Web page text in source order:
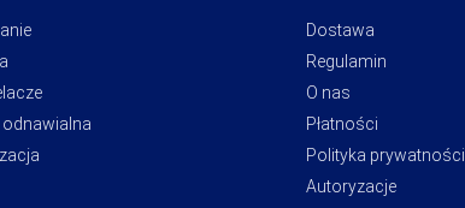
odnawialna
Dostawa
Regulamin
O nas
Płatności
Polityka prywatności
Autoryzacje